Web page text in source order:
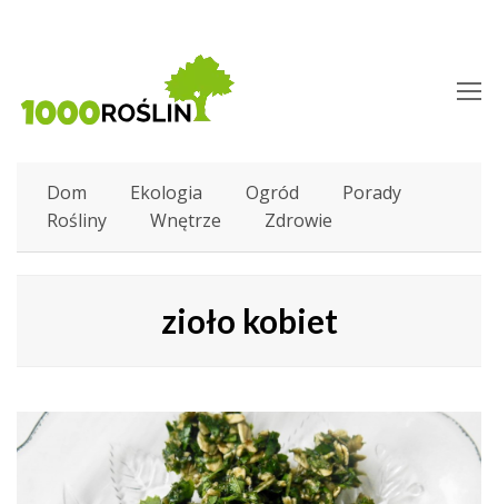
Dom Ekologia Ogród
Porady
Rośliny
Wnętrze Zdrowie
zioło kobiet